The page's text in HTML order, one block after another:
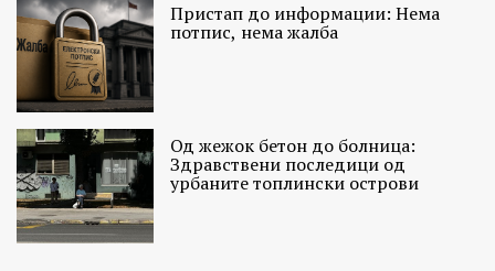
Пристап до информации: Нема
потпис, нема жалба
Од жежок бетон до болница:
Здравствени последици од
урбаните топлински острови